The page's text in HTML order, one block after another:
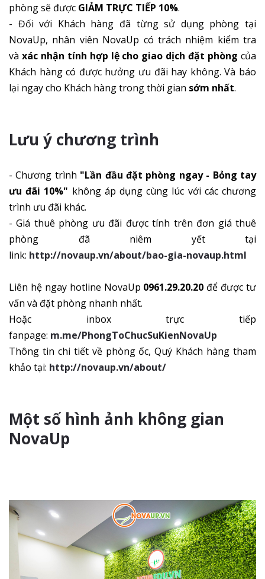
phòng sẽ được GIẢM TRỰC TIẾP 10%.
- Đối với Khách hàng đã từng sử dụng phòng tại
NovaUp, nhân viên NovaUp có trách nhiệm kiểm tra
và xác nhận tính hợp lệ cho giao dịch đặt phòng của
Khách hàng có được hưởng ưu đãi hay không. Và báo
lại ngay cho Khách hàng trong thời gian sớm nhất.
Lưu ý chương trình
- Chương trình "Lần đầu đặt phòng ngay - Bỏng tay
ưu đãi 10%" không áp dụng cùng lúc với các chương
trình ưu đãi khác.
- Giá thuê phòng ưu đãi được tính trên đơn giá thuê
phòng đã niêm yết tại
link: http://novaup.vn/about/bao-gia-novaup.html
Liên hệ ngay hotline NovaUp 0961.29.20.20 để được tư
vấn và đặt phòng nhanh nhất.
Hoặc inbox trực tiếp
fanpage: m.me/PhongToChucSuKienNovaUp
Thông tin chi tiết về phòng ốc, Quý Khách hàng tham
khảo tại: http://novaup.vn/about/
Một số hình ảnh không gian
NovaUp